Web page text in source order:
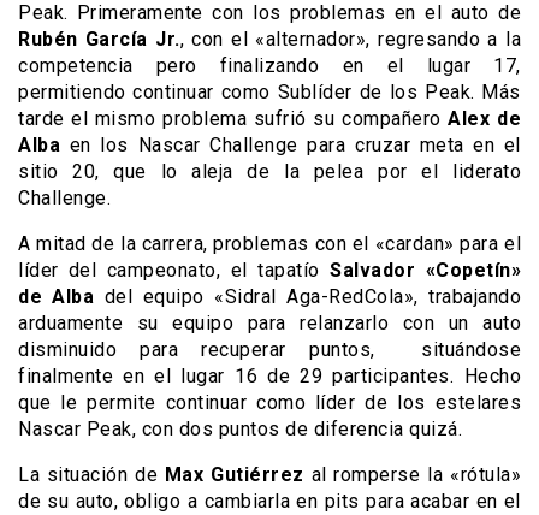
Peak. Primeramente con los problemas en el auto de
Rubén García Jr., con el «alternador», regresando a la
competencia pero finalizando en el lugar 17,
permitiendo continuar como Sublíder de los Peak. Más
tarde el mismo problema sufrió su compañeroAlex de
Alba en los Nascar Challenge para cruzar meta en el
sitio 20, que lo aleja de la pelea por el liderato
Challenge.
A mitad de la carrera, problemas con el «cardan» para el
líder del campeonato, el tapatíoSalvador «Copetín»
de Alba del equipo «Sidral Aga-RedCola», trabajando
arduamente su equipo para relanzarlo con un auto
disminuido para recuperar puntos, situándose
finalmente en el lugar 16 de 29 participantes. Hecho
que le permite continuar como líder de los estelares
Nascar Peak, con dos puntos de diferencia quizá.
La situación de Max Gutiérrez al romperse la «rótula»
de su auto, obligo a cambiarla en pits para acabar en el